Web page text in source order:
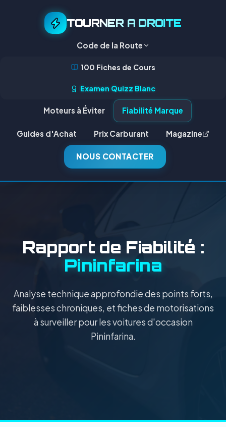
TOURNER A DROITE
Code de la Route
100 Fiches de Cours
Examen Quizz Blanc
Moteurs à Éviter Fiabilité Marque
Guides d'Achat Prix Carburant Magazine
NOUS CONTACTER
Rapport de Fiabilité :
Pininfarina
Analyse technique approfondie des points forts,
faiblesses chroniques, et fiches de motorisations
à surveiller pour les voitures d'occasion
Pininfarina.